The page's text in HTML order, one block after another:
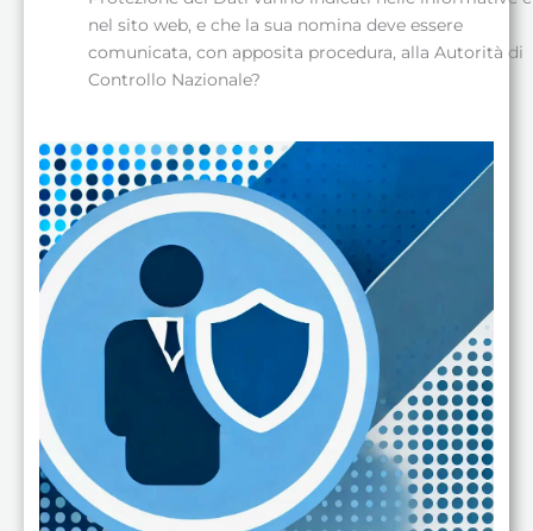
nel sito web, e che la sua nomina deve essere
comunicata, con apposita procedura, alla Autorità di
Controllo Nazionale?